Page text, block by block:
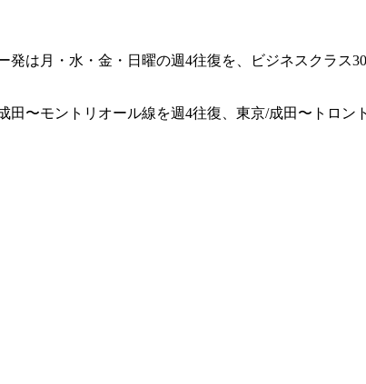
は月・水・金・日曜の週4往復を、ビジネスクラス
〜モントリオール線を週4往復、東京/成田〜トロン